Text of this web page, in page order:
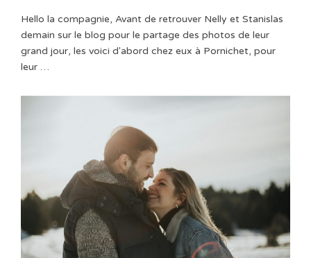
Hello la compagnie, Avant de retrouver Nelly et Stanislas
demain sur le blog pour le partage des photos de leur
grand jour, les voici d'abord chez eux à Pornichet, pour
leur …